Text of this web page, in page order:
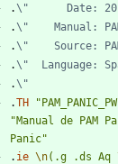
.\"      Date:
.\"    Manual:
.\"    Source:
.\"  Language:
.\"
.TH
"Manual de PAM
Panic"
. ie \n(.g .ds Aq